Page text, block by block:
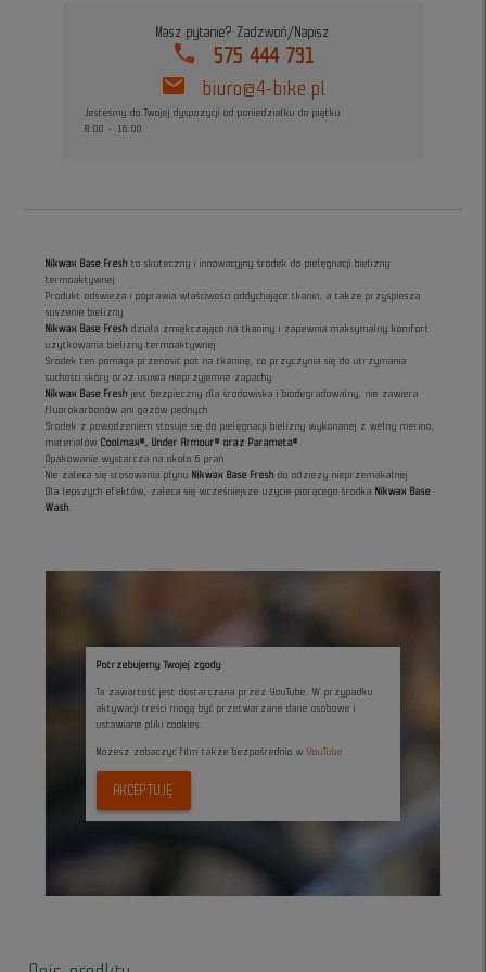
Masz pytanie? Zadzwoń/Napisz
phone 575 444 731
mail biuro@4-bike.pl
Jesteśmy do Twojej dyspozycji od poniedziałku do piątku
8:00 - 16:00
Nikwax Base Fresh to skuteczny i innowacyjny środek do pielęgnacji bielizny
termoaktywnej
Produkt odświeża i poprawia właściwości oddychające tkanin, a także przyspiesza
suszenie bielizny
Nikwax Base Fresh działa zmiękczająco na tkaniny i zapewnia maksymalny komfort
użytkowania bielizny termoaktywnej
Środek ten pomaga przenosić pot na tkaninę, co przyczynia się do utrzymania
suchości skóry oraz usuwa nieprzyjemne zapachy
Nikwax Base Fresh jest bezpieczny dla środowiska i biodegradowalny, nie zawiera
fluorokarbonów ani gazów pędnych
Środek z powodzeniem stosuje się do pielęgnacji bielizny wykonanej z wełny merino,
materiałówCoolmax®, Under Armour® oraz Parameta®
Opakowanie wystarcza na około 6 prań
Nie zaleca się stosowania płynu Nikwax Base Fresh do odzieży nieprzemakalnej
Dla lepszych efektów, zaleca się wcześniejsze użycie piorącego środka Nikwax Base
Wash.
Potrzebujemy Twojej zgody
Ta zawartość jest dostarczana przez YouTube. W przypadku
aktywacji treści mogą być przetwarzane dane osobowe i
ustawiane pliki cookies.
Możesz zobaczyc film także bezpośrednio w YouTube
AKCEPTUJĘ